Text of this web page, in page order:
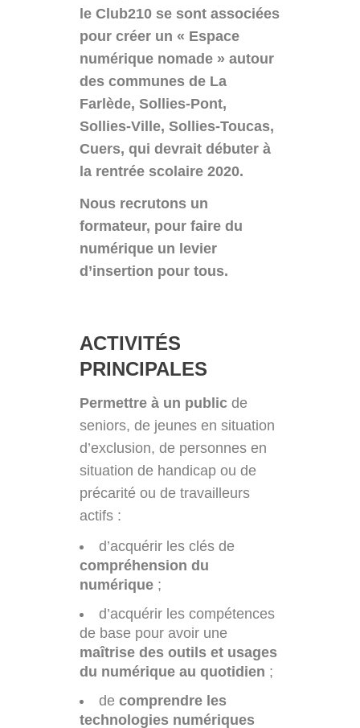
le Club210 se sont associées
pour créer un « Espace
numérique nomade » autour
des communes de La
Farlède, Sollies-Pont,
Sollies-Ville, Sollies-Toucas,
Cuers, qui devrait débuter à
la rentrée scolaire 2020.
Nous recrutons un
formateur, pour faire du
numérique un levier
d’insertion pour tous.
ACTIVITÉS
PRINCIPALES
Permettre à un public de
seniors, de jeunes en situation
d’exclusion, de personnes en
situation de handicap ou de
précarité ou de travailleurs
actifs :
d’acquérir les clés de
compréhension du
numérique ;
d’acquérir les compétences
de base pour avoir une
maîtrise des outils et usages
du numérique au quotidien ;
de comprendre les
technologies numériques